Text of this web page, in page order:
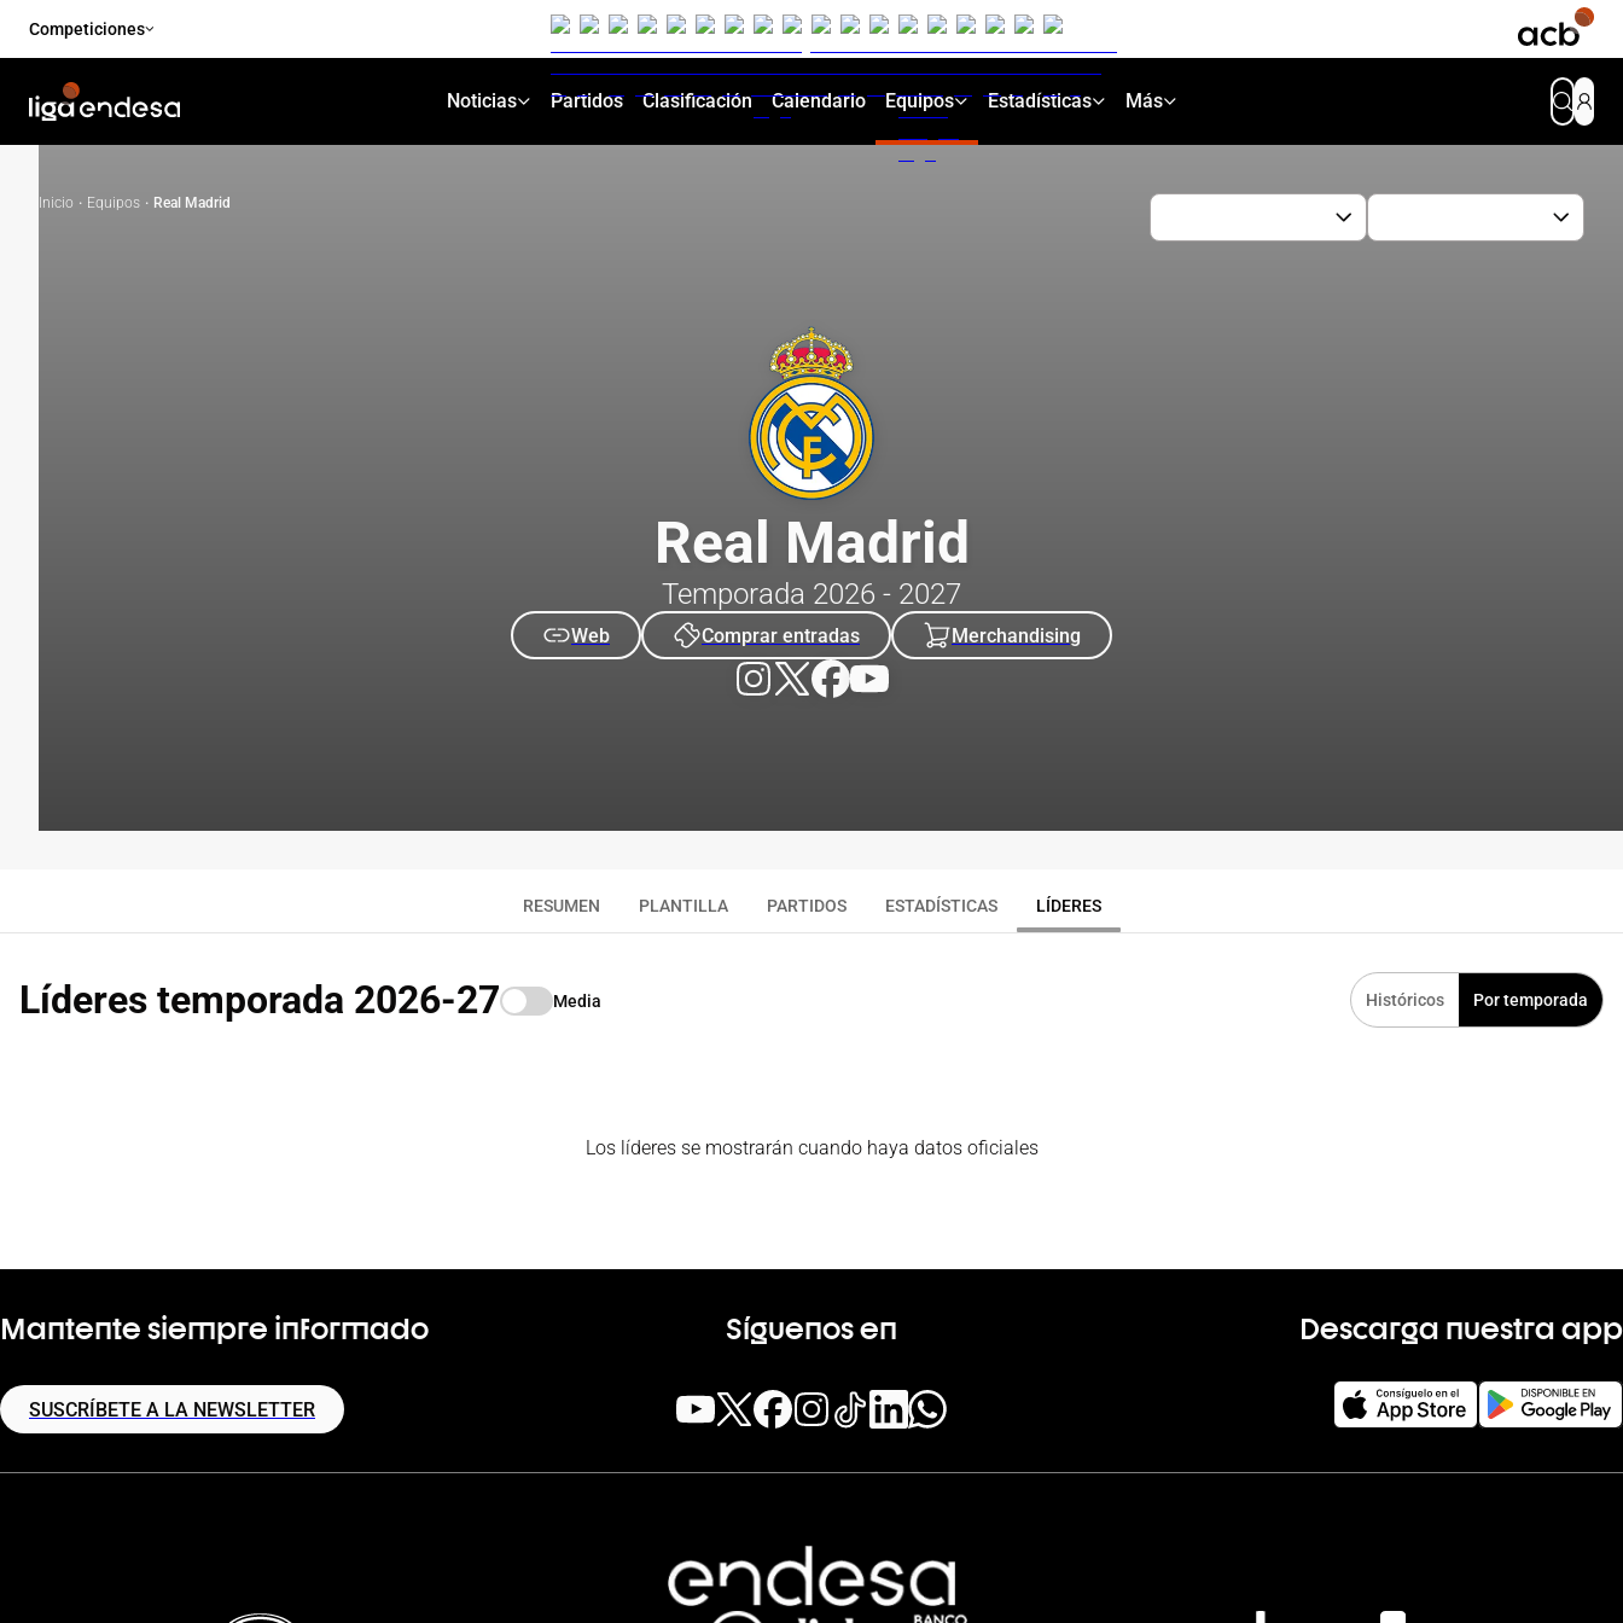
Competiciones
Noticias Partidos Clasificación Calendario Equipos Estadísticas Más
Inicio · Equipos · Real Madrid
Real Madrid
Temporada 2026 - 2027
Web Comprar entradas Merchandising
RESUMEN PLANTILLA PARTIDOS ESTADÍSTICAS LÍDERES
Líderes temporada 2026-27 Media Históricos Por temporada
Los líderes se mostrarán cuando haya datos oficiales
Mantente siempre informado
SUSCRÍBETE A LA NEWSLETTER
Síguenos en Descarga nuestra app